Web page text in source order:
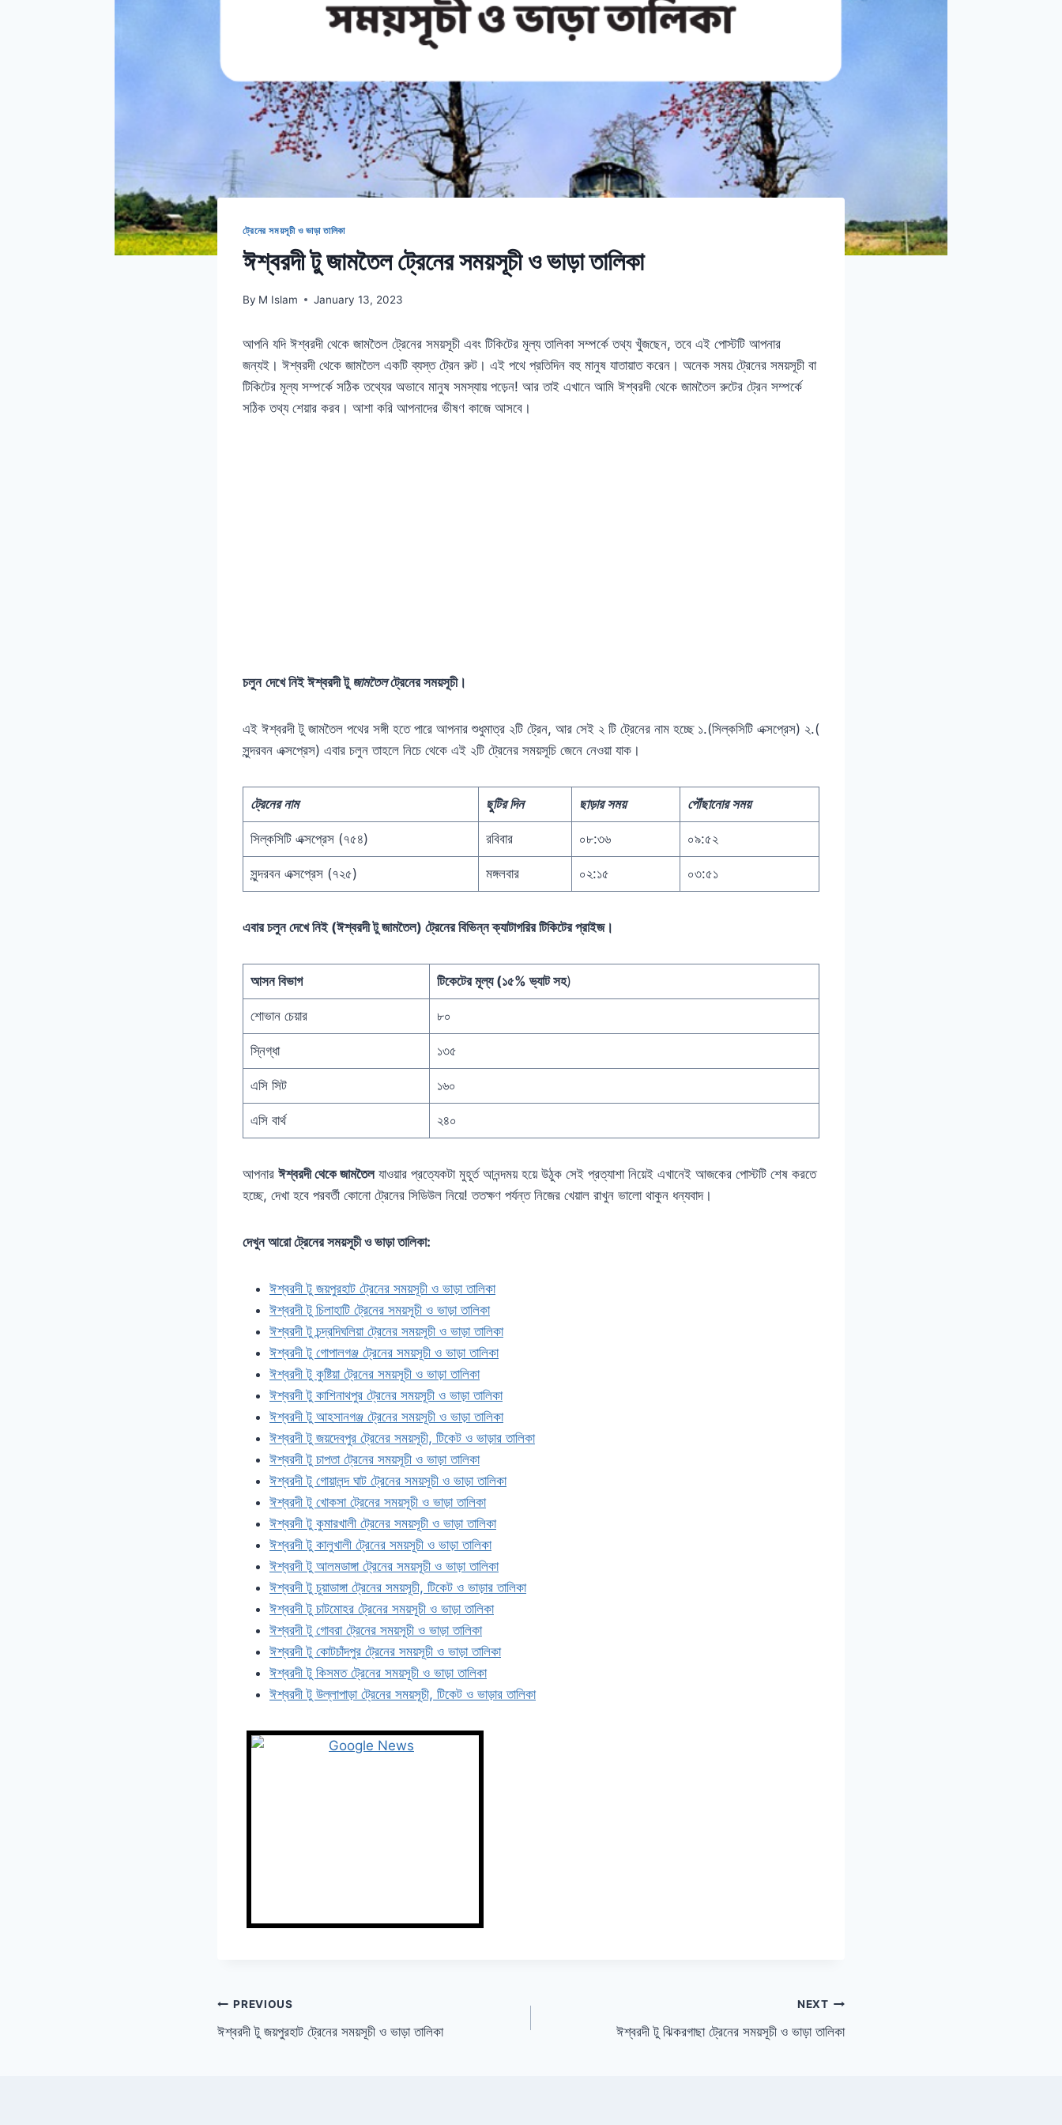
ট্রেনের সময়সূচী ও ভাড়া তালিকা
ঈশ্বরদী টু জামতৈল ট্রেনের সময়সূচী ও ভাড়া তালিকা
By M Islam January 13, 2023
আপনি যদি ঈশ্বরদী থেকে জামতৈল ট্রেনের সময়সূচী এবং টিকিটের মূল্য তালিকা সম্পর্কে তথ্য খুঁজছেন, তবে এই পোস্টটি আপনার
জন্যই। ঈশ্বরদী থেকে জামতৈল একটি ব্যস্ত ট্রেন রুট। এই পথে প্রতিদিন বহু মানুষ যাতায়াত করেন। অনেক সময় ট্রেনের সময়সূচী বা
টিকিটের মূল্য সম্পর্কে সঠিক তথ্যের অভাবে মানুষ সমস্যায় পড়েন! আর তাই এখানে আমি ঈশ্বরদী থেকে জামতৈল রুটের ট্রেন সম্পর্কে
সঠিক তথ্য শেয়ার করব। আশা করি আপনাদের ভীষণ কাজে আসবে।
চলুন দেখে নিই ঈশ্বরদী টু জামতৈলট্রেনের সময়সূচী।
এই ঈশ্বরদী টু জামতৈল পথের সঙ্গী হতে পারে আপনার শুধুমাত্র ২টি ট্রেন, আর সেই ২ টি ট্রেনের নাম হচ্ছে ১.(সিল্কসিটি এক্সপ্রেস) ২.(
সুন্দরবন এক্সপ্রেস) এবার চলুন তাহলে নিচে থেকে এই ২টি ট্রেনের সময়সূচি জেনে নেওয়া যাক।
ট্রেনের নাম ছুটির দিন ছাড়ার সময় পৌঁছানোর সময়
সিল্কসিটি এক্সপ্রেস (৭৫৪) রবিবার ০৮:৩৬ ০৯:৫২
সুন্দরবন এক্সপ্রেস (৭২৫) মঙ্গলবার ০২:১৫ ০৩:৫১
এবার চলুন দেখে নিই (ঈশ্বরদী টু জামতৈল) ট্রেনের বিভিন্ন ক্যাটাগরির টিকিটের প্রাইজ।
আসন বিভাগ টিকেটের মূল্য (১৫% ভ্যাট সহ)
শোভান চেয়ার ৮০
স্নিগ্ধা ১৩৫
এসি সিট ১৬০
এসি বার্থ ২৪০
আপনার ঈশ্বরদী থেকে জামতৈলযাওয়ার প্রত্যেকটা মুহূর্ত আনন্দময় হয়ে উঠুক সেই প্রত্যাশা নিয়েই এখানেই আজকের পোস্টটি শেষ করতে
হচ্ছে, দেখা হবে পরবর্তী কোনো ট্রেনের সিডিউল নিয়ে! ততক্ষণ পর্যন্ত নিজের খেয়াল রাখুন ভালো থাকুন ধন্যবাদ।
দেখুন আরো ট্রেনের সময়সূচী ও ভাড়া তালিকা:
ঈশ্বরদী টু জয়পুরহাট ট্রেনের সময়সূচী ও ভাড়া তালিকা
ঈশ্বরদী টু চিলাহাটি ট্রেনের সময়সূচী ও ভাড়া তালিকা
ঈশ্বরদী টু চন্দ্রদিঘলিয়া ট্রেনের সময়সূচী ও ভাড়া তালিকা
ঈশ্বরদী টু গোপালগঞ্জ ট্রেনের সময়সূচী ও ভাড়া তালিকা
ঈশ্বরদী টু কুষ্টিয়া ট্রেনের সময়সূচী ও ভাড়া তালিকা
ঈশ্বরদী টু কাশিনাথপুর ট্রেনের সময়সূচী ও ভাড়া তালিকা
ঈশ্বরদী টু আহসানগঞ্জ ট্রেনের সময়সূচী ও ভাড়া তালিকা
ঈশ্বরদী টু জয়দেবপুর ট্রেনের সময়সূচী, টিকেট ও ভাড়ার তালিকা
ঈশ্বরদী টু চাপতা ট্রেনের সময়সূচী ও ভাড়া তালিকা
ঈশ্বরদী টু গোয়ালন্দ ঘাট ট্রেনের সময়সূচী ও ভাড়া তালিকা
ঈশ্বরদী টু খোকসা ট্রেনের সময়সূচী ও ভাড়া তালিকা
ঈশ্বরদী টু কুমারখালী ট্রেনের সময়সূচী ও ভাড়া তালিকা
ঈশ্বরদী টু কালুখালী ট্রেনের সময়সূচী ও ভাড়া তালিকা
ঈশ্বরদী টু আলমডাঙ্গা ট্রেনের সময়সূচী ও ভাড়া তালিকা
ঈশ্বরদী টু চুয়াডাঙ্গা ট্রেনের সময়সূচী, টিকেট ও ভাড়ার তালিকা
ঈশ্বরদী টু চাটমোহর ট্রেনের সময়সূচী ও ভাড়া তালিকা
ঈশ্বরদী টু গোবরা ট্রেনের সময়সূচী ও ভাড়া তালিকা
ঈশ্বরদী টু কোটচাঁদপুর ট্রেনের সময়সূচী ও ভাড়া তালিকা
ঈশ্বরদী টু কিসমত ট্রেনের সময়সূচী ও ভাড়া তালিকা
ঈশ্বরদী টু উল্লাপাড়া ট্রেনের সময়সূচী, টিকেট ও ভাড়ার তালিকা
Post
navigation
PREVIOUS
ঈশ্বরদী টু জয়পুরহাট ট্রেনের সময়সূচী ও ভাড়া তালিকা
NEXT
ঈশ্বরদী টু ঝিকরগাছা ট্রেনের সময়সূচী ও ভাড়া তালিকা